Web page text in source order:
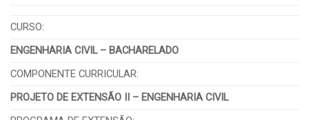
CURSO:
ENGENHARIA CIVIL – BACHARELADO
COMPONENTE CURRICULAR:
PROJETO DE EXTENSÃO II – ENGENHARIA CIVIL